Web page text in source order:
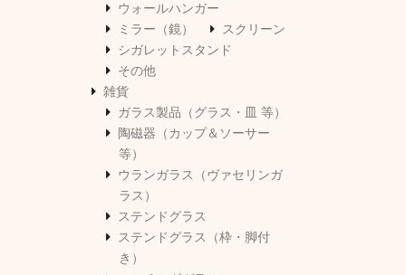
ウォールハンガー
ミラー（鏡）
スクリーン
シガレットスタンド
その他
雑貨
ガラス製品（グラス・皿 等）
陶磁器（カップ＆ソーサー
等）
ウランガラス（ヴァセリンガ
ラス）
ステンドグラス
ステンドグラス（枠・脚付
き）